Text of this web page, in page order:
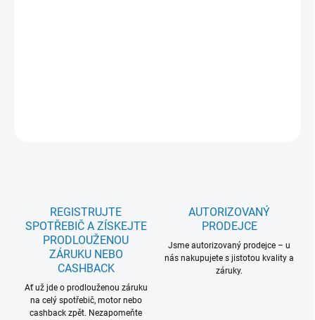
REGISTRUJTE
SPOTŘEBIČ A ZÍSKEJTE
PRODLOUŽENOU
ZÁRUKU NEBO
CASHBACK
Ať už jde o prodlouženou záruku
na celý spotřebič, motor nebo
cashback zpět. Nezapomeňte
AUTORIZOVANÝ
PRODEJCE
Jsme autorizovaný prodejce – u
nás nakupujete s jistotou kvality a
záruky.